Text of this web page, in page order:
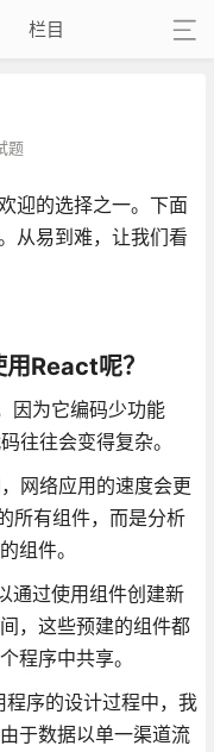
栏目
题
迎的选择之一。下面
从易到难，让我们看
React呢？
因为它编码少功能
往往会变得复杂。
网络应用的速度会更
所有组件，而是分析
组件。
通过使用组件创建新
，这些预建的组件都
程序中共享。
序的设计过程中，我
于数据以单一渠道流